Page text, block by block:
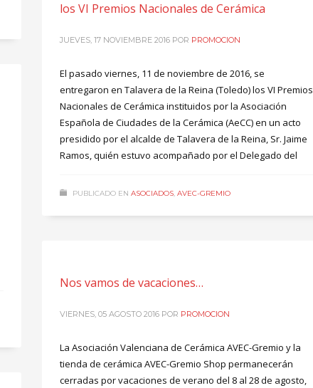
los VI Premios Nacionales de Cerámica
JUEVES, 17 NOVIEMBRE 2016 POR PROMOCION
El pasado viernes, 11 de noviembre de 2016, se
entregaron en Talavera de la Reina (Toledo) los VI Premios
Nacionales de Cerámica instituidos por la Asociación
Española de Ciudades de la Cerámica (AeCC) en un acto
presidido por el alcalde de Talavera de la Reina, Sr. Jaime
Ramos, quién estuvo acompañado por el Delegado del
PUBLICADO EN ASOCIADOS, AVEC-GREMIO
Nos vamos de vacaciones…
VIERNES, 05 AGOSTO 2016 POR PROMOCION
La Asociación Valenciana de Cerámica AVEC-Gremio y la
tienda de cerámica AVEC-Gremio Shop permanecerán
cerradas por vacaciones de verano del 8 al 28 de agosto,